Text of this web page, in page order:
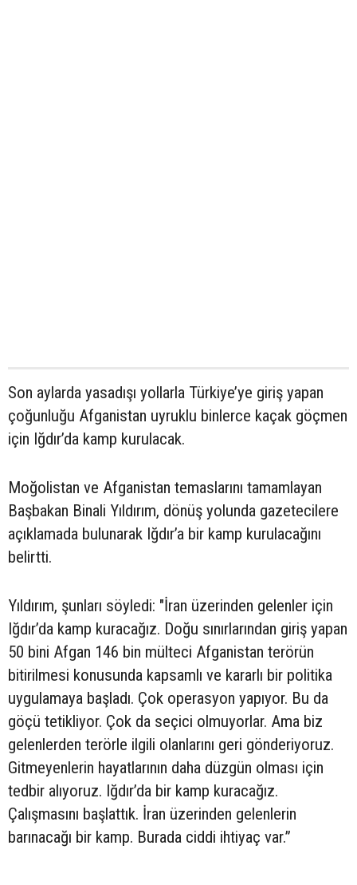
Son aylarda yasadışı yollarla Türkiye’ye giriş yapan
çoğunluğu Afganistan uyruklu binlerce kaçak göçmen
için Iğdır’da kamp kurulacak.
Moğolistan ve Afganistan temaslarını tamamlayan
Başbakan Binali Yıldırım, dönüş yolunda gazetecilere
açıklamada bulunarak Iğdır’a bir kamp kurulacağını
belirtti.
Yıldırım, şunları söyledi: "İran üzerinden gelenler için
Iğdır’da kamp kuracağız. Doğu sınırlarından giriş yapan
50 bini Afgan 146 bin mülteci Afganistan terörün
bitirilmesi konusunda kapsamlı ve kararlı bir politika
uygulamaya başladı. Çok operasyon yapıyor. Bu da
göçü tetikliyor. Çok da seçici olmuyorlar. Ama biz
gelenlerden terörle ilgili olanlarını geri gönderiyoruz.
Gitmeyenlerin hayatlarının daha düzgün olması için
tedbir alıyoruz. Iğdır’da bir kamp kuracağız.
Çalışmasını başlattık. İran üzerinden gelenlerin
barınacağı bir kamp. Burada ciddi ihtiyaç var.”